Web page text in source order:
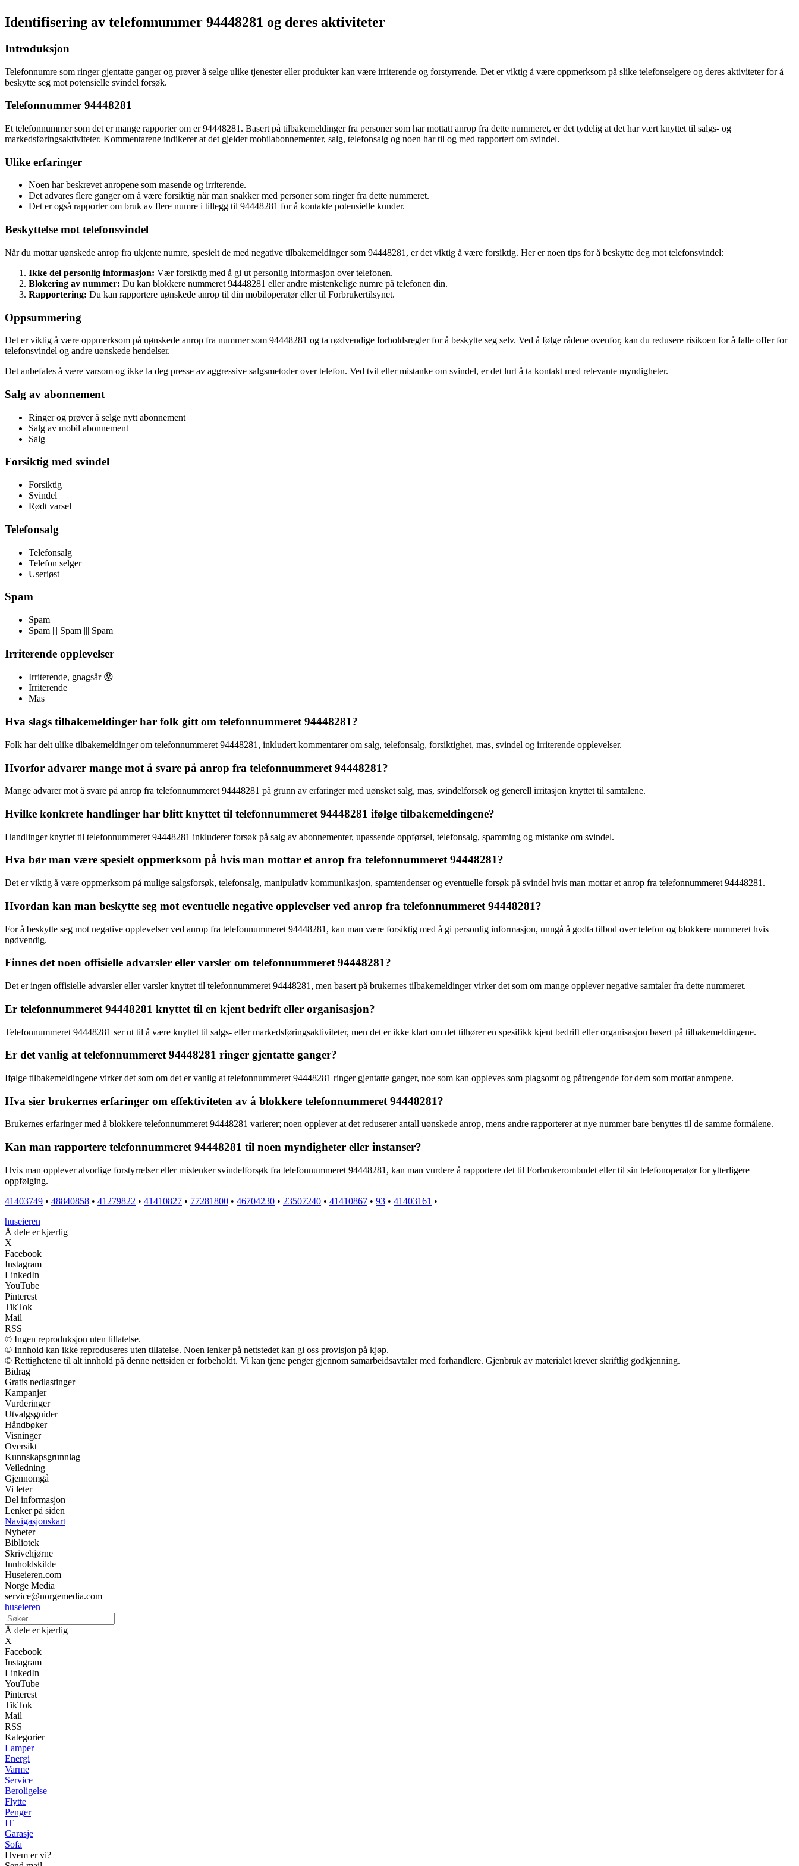
Identifisering av telefonnummer 94448281 og deres aktiviteter
Introduksjon
Telefonnumre som ringer gjentatte ganger og prøver å selge ulike tjenester eller produkter kan være irriterende og forstyrrende. Det er viktig å være oppmerksom på slike telefonselgere og deres aktiviteter for å
beskytte seg mot potensielle svindel forsøk.
Telefonnummer 94448281
Et telefonnummer som det er mange rapporter om er 94448281. Basert på tilbakemeldinger fra personer som har mottatt anrop fra dette nummeret, er det tydelig at det har vært knyttet til salgs- og
markedsføringsaktiviteter. Kommentarene indikerer at det gjelder mobilabonnementer, salg, telefonsalg og noen har til og med rapportert om svindel.
Ulike erfaringer
Noen har beskrevet anropene som masende og irriterende.
Det advares flere ganger om å være forsiktig når man snakker med personer som ringer fra dette nummeret.
Det er også rapporter om bruk av flere numre i tillegg til 94448281 for å kontakte potensielle kunder.
Beskyttelse mot telefonsvindel
Når du mottar uønskede anrop fra ukjente numre, spesielt de med negative tilbakemeldinger som 94448281, er det viktig å være forsiktig. Her er noen tips for å beskytte deg mot telefonsvindel:
Ikke del personlig informasjon: Vær forsiktig med å gi ut personlig informasjon over telefonen.
Blokering av nummer: Du kan blokkere nummeret 94448281 eller andre mistenkelige numre på telefonen din.
Rapportering: Du kan rapportere uønskede anrop til din mobiloperatør eller til Forbrukertilsynet.
Oppsummering
Det er viktig å være oppmerksom på uønskede anrop fra nummer som 94448281 og ta nødvendige forholdsregler for å beskytte seg selv. Ved å følge rådene ovenfor, kan du redusere risikoen for å falle offer for
telefonsvindel og andre uønskede hendelser.
Det anbefales å være varsom og ikke la deg presse av aggressive salgsmetoder over telefon. Ved tvil eller mistanke om svindel, er det lurt å ta kontakt med relevante myndigheter.
Salg av abonnement
Ringer og prøver å selge nytt abonnement
Salg av mobil abonnement
Salg
Forsiktig med svindel
Forsiktig
Svindel
Rødt varsel
Telefonsalg
Telefonsalg
Telefon selger
Useriøst
Spam
Spam
Spam ||| Spam ||| Spam
Irriterende opplevelser
Irriterende, gnagsår 😡
Irriterende
Mas
Hva slags tilbakemeldinger har folk gitt om telefonnummeret 94448281?
Folk har delt ulike tilbakemeldinger om telefonnummeret 94448281, inkludert kommentarer om salg, telefonsalg, forsiktighet, mas, svindel og irriterende opplevelser.
Hvorfor advarer mange mot å svare på anrop fra telefonnummeret 94448281?
Mange advarer mot å svare på anrop fra telefonnummeret 94448281 på grunn av erfaringer med uønsket salg, mas, svindelforsøk og generell irritasjon knyttet til samtalene.
Hvilke konkrete handlinger har blitt knyttet til telefonnummeret 94448281 ifølge tilbakemeldingene?
Handlinger knyttet til telefonnummeret 94448281 inkluderer forsøk på salg av abonnementer, upassende oppførsel, telefonsalg, spamming og mistanke om svindel.
Hva bør man være spesielt oppmerksom på hvis man mottar et anrop fra telefonnummeret 94448281?
Det er viktig å være oppmerksom på mulige salgsforsøk, telefonsalg, manipulativ kommunikasjon, spamtendenser og eventuelle forsøk på svindel hvis man mottar et anrop fra telefonnummeret 94448281.
Hvordan kan man beskytte seg mot eventuelle negative opplevelser ved anrop fra telefonnummeret 94448281?
For å beskytte seg mot negative opplevelser ved anrop fra telefonnummeret 94448281, kan man være forsiktig med å gi personlig informasjon, unngå å godta tilbud over telefon og blokkere nummeret hvis
nødvendig.
Finnes det noen offisielle advarsler eller varsler om telefonnummeret 94448281?
Det er ingen offisielle advarsler eller varsler knyttet til telefonnummeret 94448281, men basert på brukernes tilbakemeldinger virker det som om mange opplever negative samtaler fra dette nummeret.
Er telefonnummeret 94448281 knyttet til en kjent bedrift eller organisasjon?
Telefonnummeret 94448281 ser ut til å være knyttet til salgs- eller markedsføringsaktiviteter, men det er ikke klart om det tilhører en spesifikk kjent bedrift eller organisasjon basert på tilbakemeldingene.
Er det vanlig at telefonnummeret 94448281 ringer gjentatte ganger?
Ifølge tilbakemeldingene virker det som om det er vanlig at telefonnummeret 94448281 ringer gjentatte ganger, noe som kan oppleves som plagsomt og påtrengende for dem som mottar anropene.
Hva sier brukernes erfaringer om effektiviteten av å blokkere telefonnummeret 94448281?
Brukernes erfaringer med å blokkere telefonnummeret 94448281 varierer; noen opplever at det reduserer antall uønskede anrop, mens andre rapporterer at nye nummer bare benyttes til de samme formålene.
Kan man rapportere telefonnummeret 94448281 til noen myndigheter eller instanser?
Hvis man opplever alvorlige forstyrrelser eller mistenker svindelforsøk fra telefonnummeret 94448281, kan man vurdere å rapportere det til Forbrukerombudet eller til sin telefonoperatør for ytterligere
oppfølging.
41403749 • 48840858 • 41279822 • 41410827 • 77281800 • 46704230 • 23507240 • 41410867 • 93 • 41403161 •
huseieren
Å dele er kjærlig
X
Facebook
Instagram
LinkedIn
YouTube
Pinterest
TikTok
Mail
RSS
© Ingen reproduksjon uten tillatelse.
© Innhold kan ikke reproduseres uten tillatelse. Noen lenker på nettstedet kan gi oss provisjon på kjøp.
© Rettighetene til alt innhold på denne nettsiden er forbeholdt. Vi kan tjene penger gjennom samarbeidsavtaler med forhandlere. Gjenbruk av materialet krever skriftlig godkjenning.
Bidrag
Gratis nedlastinger
Kampanjer
Vurderinger
Utvalgsguider
Håndbøker
Visninger
Oversikt
Kunnskapsgrunnlag
Veiledning
Gjennomgå
Vi leter
Del informasjon
Lenker på siden
Navigasjonskart
Nyheter
Bibliotek
Skrivehjørne
Innholdskilde
Huseieren.com
Norge Media
service@norgemedia.com
huseieren
Å dele er kjærlig
X
Facebook
Instagram
LinkedIn
YouTube
Pinterest
TikTok
Mail
RSS
Kategorier
Lamper
Energi
Varme
Service
Beroligelse
Flytte
Penger
IT
Garasje
Sofa
Hvem er vi?